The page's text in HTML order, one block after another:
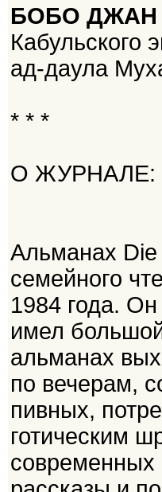
БОБО ДЖАН
Кабульского
ад-даула
* * *
О ЖУРНАЛЕ:
Альманах
семейного
1984 года.
имел
альманах
по вечерам,
пивных,
готическим
современных